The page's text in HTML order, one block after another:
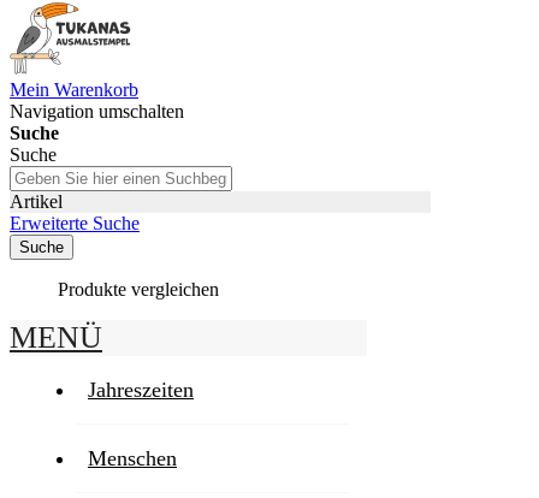
Mein Warenkorb
Navigation umschalten
Suche
Suche
Artikel
Erweiterte Suche
Suche
Produkte vergleichen
MENÜ
Jahreszeiten
Menschen
Startseite
Spielzeug
Spielzeug